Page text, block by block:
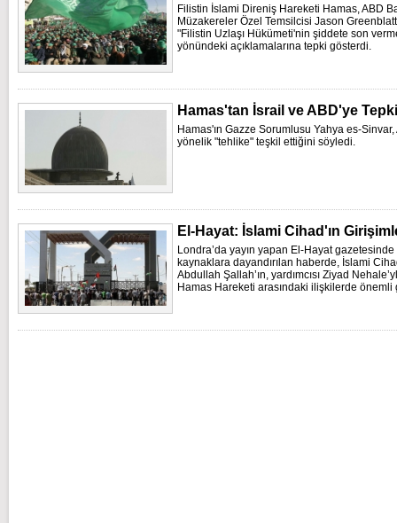
Filistin İslami Direniş Hareketi Hamas, ABD
Müzakereler Özel Temsilcisi Jason
"Filistin Uzlaşı Hükümeti'nin şiddete son
yönündeki açıklamalarına tepki gösterdi.
Hamas'tan İsrail ve ABD'ye Tepki
Hamas'ın Gazze Sorumlusu Yahya es-
yönelik "tehlike" teşkil ettiğini söyledi.
El-Hayat: İslami Cihad'ın
Londra’da yayın yapan El-Hayat
kaynaklara dayandırılan haberde, İslami
Abdullah Şallah’ın, yardımcısı Ziyad
Hamas Hareketi arasındaki ilişkilerde